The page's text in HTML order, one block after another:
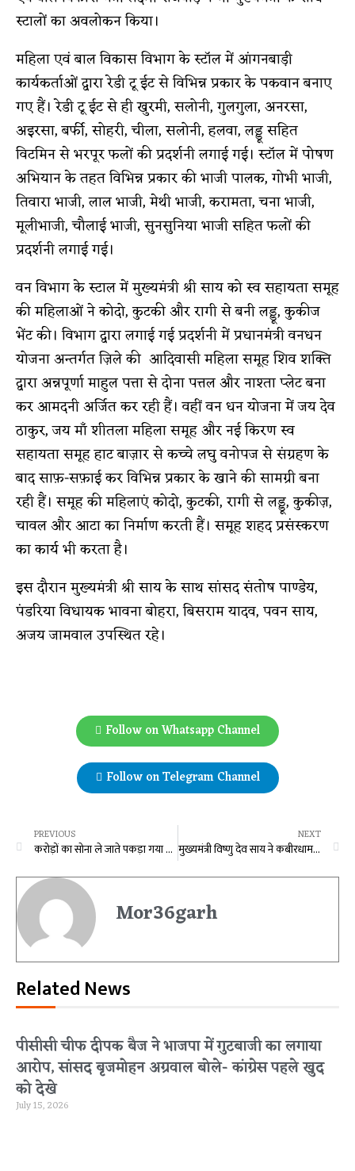
स्टालों का अवलोकन किया।
महिला एवं बाल विकास विभाग के स्टॉल में आंगनबाड़ी
कार्यकर्ताओं द्वारा रेडी टू ईट से विभिन्न प्रकार के पकवान बनाए
गए हैं। रेडी टू ईट से ही खुरमी, सलोनी, गुलगुला, अनरसा,
अइरसा, बर्फी, सोहरी, चीला, सलोनी, हलवा, लड्डू सहित
विटमिन से भरपूर फलों की प्रदर्शनी लगाई गई। स्टॉल में पोषण
अभियान के तहत विभिन्न प्रकार की भाजी पालक, गोभी भाजी,
तिवारा भाजी, लाल भाजी, मेथी भाजी, करामता, चना भाजी,
मूलीभाजी, चौलाई भाजी, सुनसुनिया भाजी सहित फलों की
प्रदर्शनी लगाई गई।
वन विभाग के स्टाल में मुख्यमंत्री श्री साय को स्व सहायता समूह
की महिलाओं ने कोदो, कुटकी और रागी से बनी लड्डू, कुकीज
भेंट की। विभाग द्वारा लगाई गई प्रदर्शनी में प्रधानमंत्री वनधन
योजना अन्तर्गत ज़िले की आदिवासी महिला समूह शिव शक्ति
द्वारा अन्नपूर्णा माहुल पत्ता से दोना पत्तल और नाश्ता प्लेट बना
कर आमदनी अर्जित कर रही हैं। वहीं वन धन योजना में जय देव
ठाकुर, जय माँ शीतला महिला समूह और नई किरण स्व
सहायता समूह हाट बाज़ार से कच्चे लघु वनोपज से संग्रहण के
बाद साफ़-सफ़ाई कर विभिन्न प्रकार के खाने की सामग्री बना
रही हैं। समूह की महिलाएं कोदो, कुटकी, रागी से लड्डू, कुकीज़,
चावल और आटा का निर्माण करती हैं। समूह शहद प्रसंस्करण
का कार्य भी करता है।
इस दौरान मुख्यमंत्री श्री साय के साथ सांसद संतोष पाण्डेय,
पंडरिया विधायक भावना बोहरा, बिसराम यादव, पवन साय,
अजय जामवाल उपस्थित रहे।
Follow on Whatsapp Channel
Follow on Telegram Channel
PREVIOUS
करोड़ों का सोना ले जाते पकड़ा गया तस्कर, कार की तलाशी लेने पर हुआ खुलासा
NEXT
मुख्यमंत्री विष्णु देव साय ने कबीरधाम जिले के ग्राम कुसुमघटा में नवनिर्मित गुड़ उद्योग का किया शुभारंभ
Mor36garh
Related News
पीसीसी चीफ दीपक बैज ने भाजपा में गुटबाजी का लगाया
आरोप, सांसद बृजमोहन अग्रवाल बोले- कांग्रेस पहले खुद
को देखे
July 15, 2026